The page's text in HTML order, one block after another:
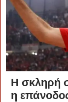
Η σκληρή
η